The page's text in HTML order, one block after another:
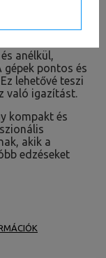
eszközöket
anélkül,
pontos és
lehetővé teszi
való igazítást.
kompakt és
akik a
edzéseket